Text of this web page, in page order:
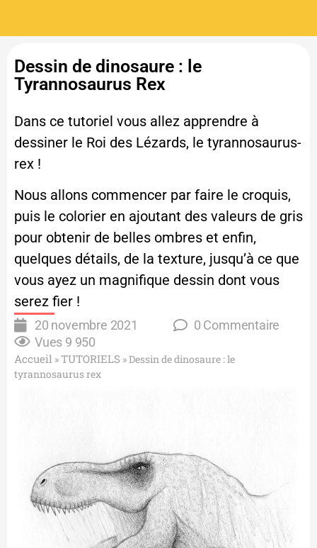
Dessin de dinosaure : le
Tyrannosaurus Rex
Dans ce tutoriel vous allez apprendre à
dessiner le Roi des Lézards, le tyrannosaurus-
rex !
Nous allons commencer par faire le croquis,
puis le colorier en ajoutant des valeurs de gris
pour obtenir de belles ombres et enfin,
quelques détails, de la texture, jusqu’à ce que
vous ayez un magnifique dessin dont vous
serez fier !
20 novembre 2021
0 Commentaire
Vues 9 950
Accueil »TUTORIELS »Dessin de dinosaure : le
tyrannosaurus rex